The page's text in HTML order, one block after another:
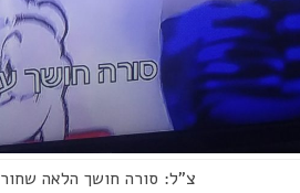
צ"ל: סורה חושך הלאה שחור